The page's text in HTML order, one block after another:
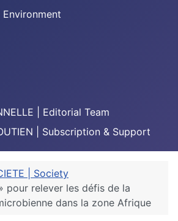
Environment
| Editorial Team
| Subscription & Support
| Society
pour relever les défis de la
dans la zone Afrique